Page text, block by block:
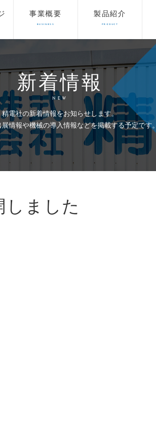
事業概要
BUSINESS
製品紹介
PRODUCT
新着情報
NEW
精電社の新着情報をお知らせします。
情報や機械の導入情報などを掲載する予定です。
ました